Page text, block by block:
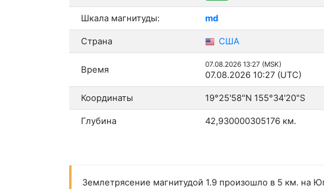
Шкала магнитуды: md
Страна США
Время 07.08.2026 13:27 (MSK)
07.08.2026 10:27 (UTC)
Координаты 19°25'58"N 155°34'20"S
Глубина 42,930000305176 км.
Землетрясение магнитудой 1.9 произошло в 5 км. на